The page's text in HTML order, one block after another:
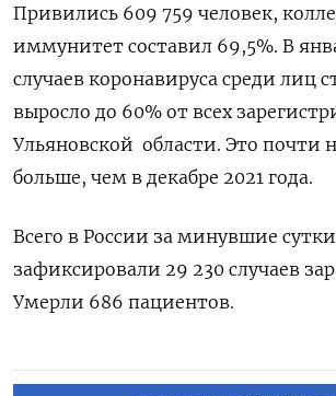
Привились 609 759 человек,
иммунитет составил 69,5%. В
случаев коронавируса среди лиц
выросло до 60% от всех
Ульяновской области. Это почти
больше, чем в декабре 2021 года.
Всего в России за минувшие сутки
зафиксировали 29 230 случаев
Умерли 686 пациентов.